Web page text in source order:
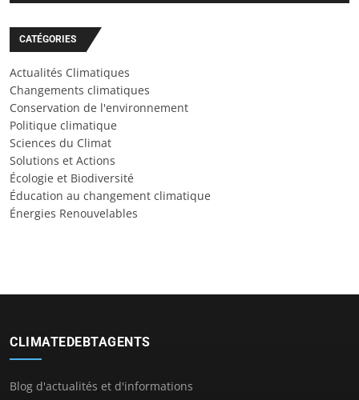
CATÉGORIES
Actualités Climatiques
Changements climatiques
Conservation de l'environnement
Politique climatique
Sciences du Climat
Solutions et Actions
Écologie et Biodiversité
Éducation au changement climatique
Énergies Renouvelables
CLIMATEDEBTAGENTS
Blog d'actualités et d'informations